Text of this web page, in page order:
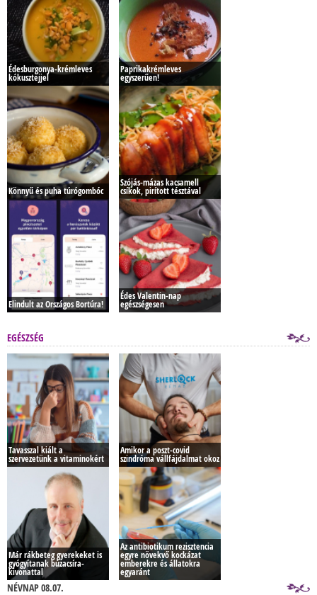
Édesburgonya-krémleves
kókusztejjel
Paprikakrémleves
egyszerűen!
Könnyű és puha túrógombóc
Szójás-mázas kacsamell
csíkok, pirított tésztával
Elindult az Országos Bortúra!
Édes Valentin-nap
egészségesen
EGÉSZSÉG
Tavasszal kiált a
szervezetünk a vitaminokért
Amikor a poszt-covid
szindróma vállfájdalmat okoz
Már rákbeteg gyerekeket is
gyógyítanak búzacsíra-
kivonattal
Az antibiotikum rezisztencia
egyre növekvő kockázat
emberekre és állatokra
egyaránt
NÉVNAP 08.07.